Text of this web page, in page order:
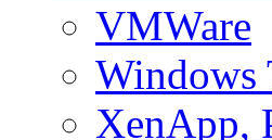
VMWare
Windows
XenApp,